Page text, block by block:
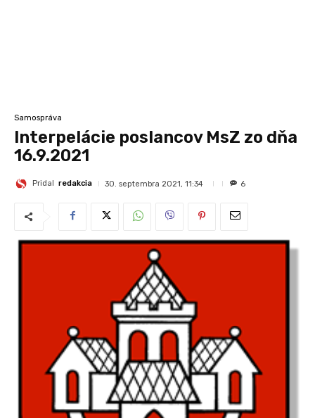
Samospráva
Interpelácie poslancov MsZ zo dňa
16.9.2021
Pridal redakcia 30. septembra 2021, 11:34 6